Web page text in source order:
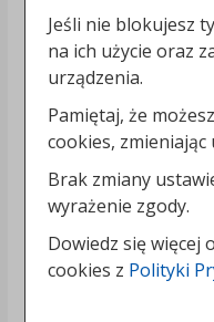
Jeśli nie blokujesz
na ich użycie oraz
urządzenia.
Pamiętaj, że
cookies,
Brak zmiany
wyrażenie zgody.
Dowiedz się więcej
cookies z Polityki